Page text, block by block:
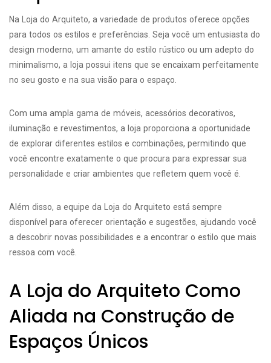
Na Loja do Arquiteto, a variedade de produtos oferece opções
para todos os estilos e preferências. Seja você um entusiasta do
design moderno, um amante do estilo rústico ou um adepto do
minimalismo, a loja possui itens que se encaixam perfeitamente
no seu gosto e na sua visão para o espaço.
Com uma ampla gama de móveis, acessórios decorativos,
iluminação e revestimentos, a loja proporciona a oportunidade
de explorar diferentes estilos e combinações, permitindo que
você encontre exatamente o que procura para expressar sua
personalidade e criar ambientes que refletem quem você é.
Além disso, a equipe da Loja do Arquiteto está sempre
disponível para oferecer orientação e sugestões, ajudando você
a descobrir novas possibilidades e a encontrar o estilo que mais
ressoa com você.
A Loja do Arquiteto Como
Aliada na Construção de
Espaços Únicos